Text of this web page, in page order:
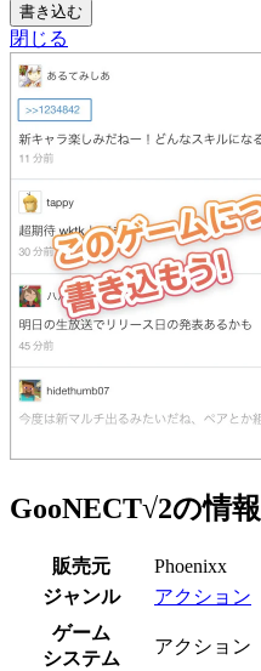
書き込む
閉じる
GooNECT√2の情報
販売元
Phoenixx
ジャンル
アクション
ゲーム
システム
アクション